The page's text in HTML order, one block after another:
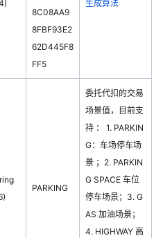
8C08AA9
8FBF93E2
62D445F8
FF5
生成算法
PARKING
委托代扣的交易
场景值，目前支
持 ： 1. PARKIN
G：车场停车场
景 ；2. PARKIN
G SPACE 车位
停车场景；3. G
AS 加油场景；
4. HIGHWAY 高